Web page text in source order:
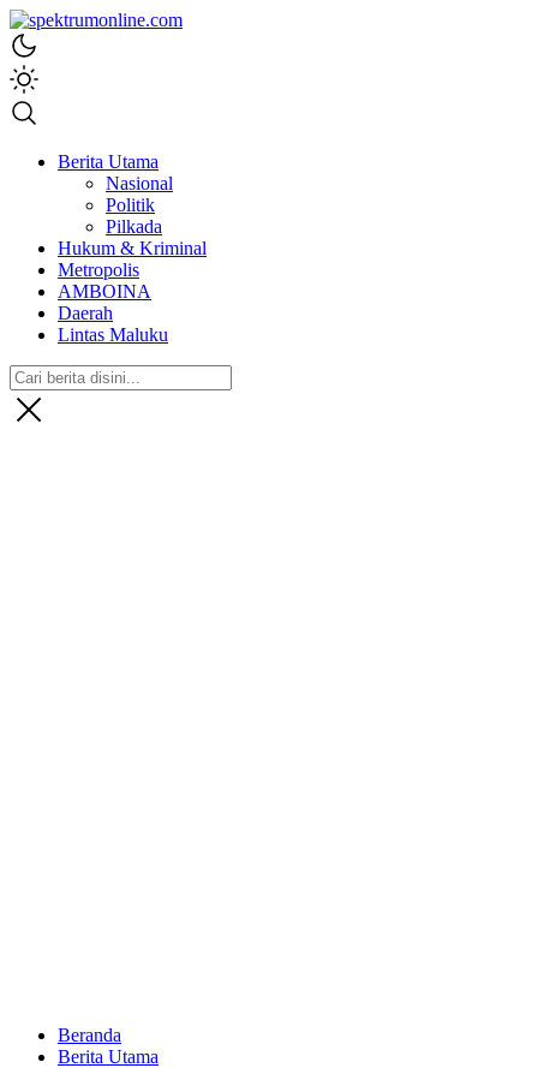
spektrumonline.com
Berita Utama
Nasional
Politik
Pilkada
Hukum & Kriminal
Metropolis
AMBOINA
Daerah
Lintas Maluku
Beranda
Berita Utama